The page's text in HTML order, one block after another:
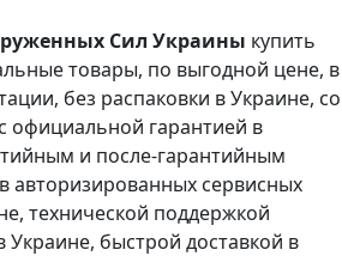
Сил Украины купить
товары, по выгодной цене, в
без распаковки в Украине, со
официальной гарантией в
и после-гарантийным
авторизированных сервисных
технической поддержкой
Украине, быстрой доставкой в